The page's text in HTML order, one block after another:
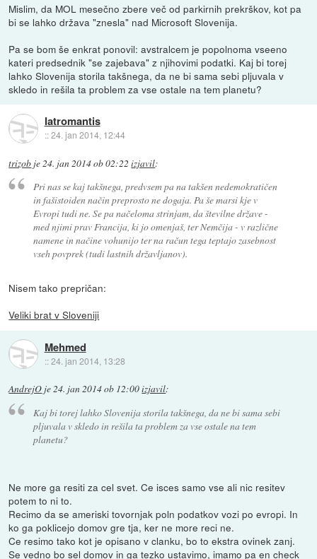
Mislim, da MOL mesečno zbere več od parkirnih prekrškov, kot pa
bi se lahko država "znesla" nad Microsoft Slovenija.
Pa se bom še enkrat ponovil: avstralcem je popolnoma vseeno
kateri predsednik "se zajebava" z njihovimi podatki. Kaj bi torej
lahko Slovenija storila takšnega, da ne bi sama sebi pljuvala v
skledo in rešila ta problem za vse ostale na tem planetu?
Iatromantis
::24. jan 2014, 12:44
trizob je24. jan 2014 ob 02:22 izjavil:
Pri nas se kaj takšnega, predvsem pa na takšen nedemokratičen
in fašistoiden način preprosto ne dogaja. Pa še marsi kje v
Evropi tudi ne. Se pa načeloma strinjam, da številne države -
med njimi prav Francija, ki jo omenjaš, ter Nemčija - v različne
namene in načine vohunijo ter na račun tega teptajo zasebnost
vseh povprek (tudi lastnih državljanov).
Nisem tako prepričan:
Veliki brat v Sloveniji
Mehmed
::24. jan 2014, 13:28
AndrejO je24. jan 2014 ob 12:00izjavil:
Kaj bi torej lahko Slovenija storila takšnega, da ne bi sama sebi
pljuvala v skledo in rešila ta problem za vse ostale na tem
planetu?
Ne more ga resiti za cel svet. Ce isces samo vse ali nic resitev
potem to ni to.
Recimo da se ameriski tovornjak poln podatkov vozi po evropi. In
ko ga poklicejo domov gre tja, ker ne more reci ne.
Ce resimo tako kot je opisano v clanku, bo to ekstra ovinek zanj.
Se vedno bo sel domov in ga tezko ustavimo, imamo pa en check